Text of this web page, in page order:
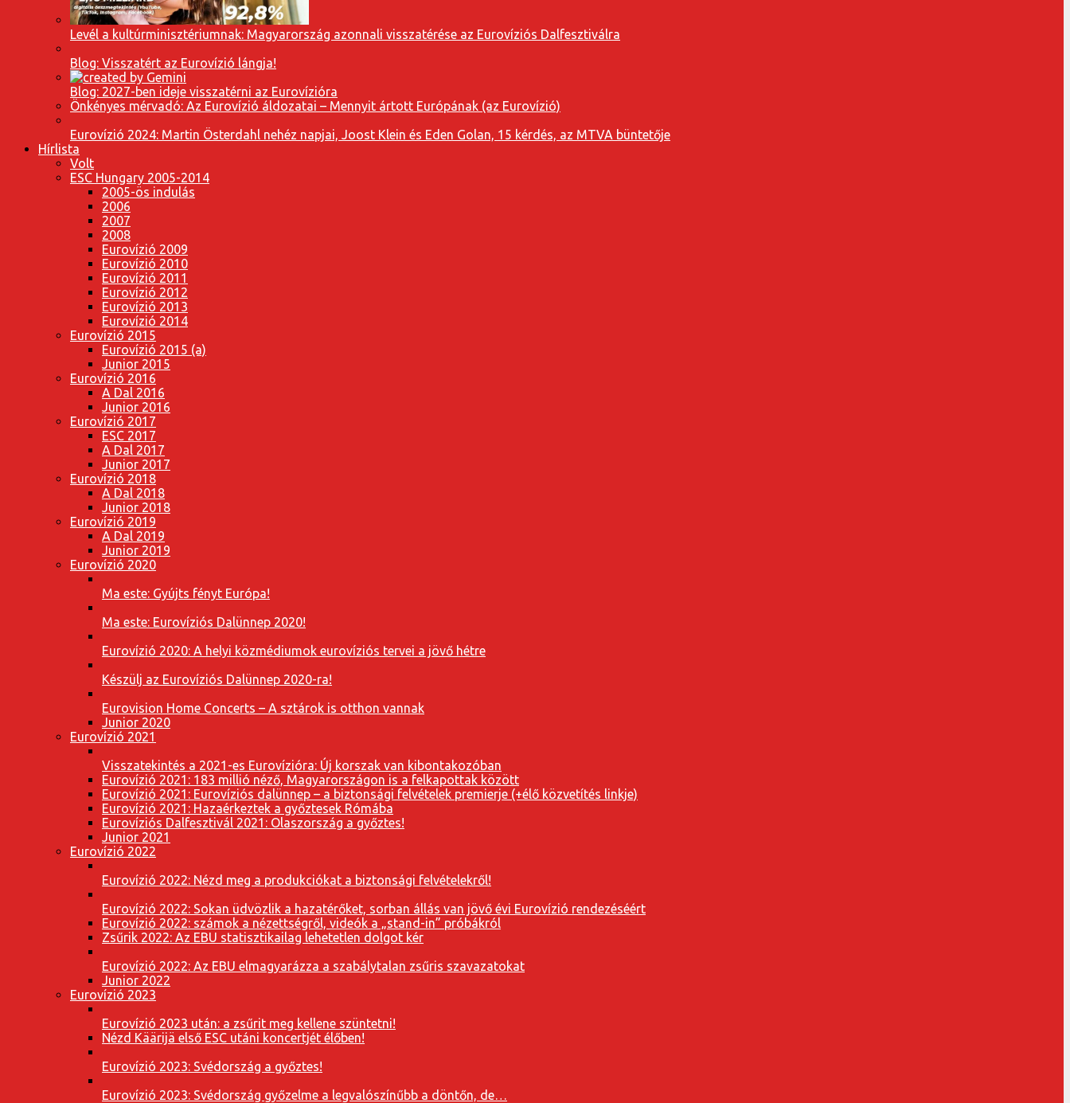
Levél a kultúrminisztériumnak: Magyarország azonnali visszatérése az Eurovíziós Dalfesztiválra
Blog: Visszatért az Eurovízió lángja!
Blog: 2027-ben ideje visszatérni az Eurovízióra
Önkényes mérvadó: Az Eurovízió áldozatai – Mennyit ártott Európának (az Eurovízió)
Eurovízió 2024: Martin Österdahl nehéz napjai, Joost Klein és Eden Golan, 15 kérdés, az MTVA büntetője
Hírlista
Volt
ESC Hungary 2005-2014
2005-ös indulás
2006
2007
2008
Eurovízió 2009
Eurovízió 2010
Eurovízió 2011
Eurovízió 2012
Eurovízió 2013
Eurovízió 2014
Eurovízió 2015
Eurovízió 2015 (a)
Junior 2015
Eurovízió 2016
A Dal 2016
Junior 2016
Eurovízió 2017
ESC 2017
A Dal 2017
Junior 2017
Eurovízió 2018
A Dal 2018
Junior 2018
Eurovízió 2019
A Dal 2019
Junior 2019
Eurovízió 2020
Ma este: Gyújts fényt Európa!
Ma este: Eurovíziós Dalünnep 2020!
Eurovízió 2020: A helyi közmédiumok eurovíziós tervei a jövő hétre
Készülj az Eurovíziós Dalünnep 2020-ra!
Eurovision Home Concerts – A sztárok is otthon vannak
Junior 2020
Eurovízió 2021
Visszatekintés a 2021-es Eurovízióra: Új korszak van kibontakozóban
Eurovízió 2021: 183 millió néző, Magyarországon is a felkapottak között
Eurovízió 2021: Eurovíziós dalünnep – a biztonsági felvételek premierje (+élő közvetítés linkje)
Eurovízió 2021: Hazaérkeztek a győztesek Rómába
Eurovíziós Dalfesztivál 2021: Olaszország a győztes!
Junior 2021
Eurovízió 2022
Eurovízió 2022: Nézd meg a produkciókat a biztonsági felvételekről!
Eurovízió 2022: Sokan üdvözlik a hazatérőket, sorban állás van jövő évi Eurovízió rendezéséért
Eurovízió 2022: számok a nézettségről, videók a „stand-in” próbákról
Zsűrik 2022: Az EBU statisztikailag lehetetlen dolgot kér
Eurovízió 2022: Az EBU elmagyarázza a szabálytalan zsűris szavazatokat
Junior 2022
Eurovízió 2023
Eurovízió 2023 után: a zsűrit meg kellene szüntetni!
Nézd Käärijä első ESC utáni koncertjét élőben!
Eurovízió 2023: Svédország a győztes!
Eurovízió 2023: Svédország győzelme a legvalószínűbb a döntőn, de…